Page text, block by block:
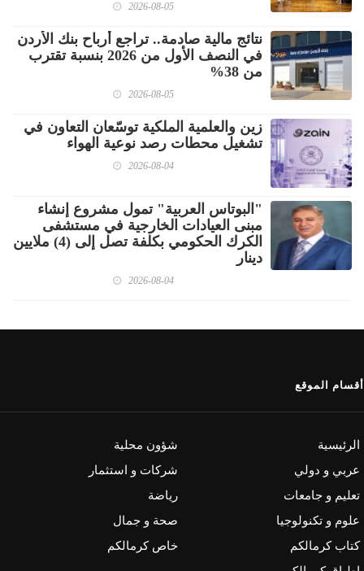
2026-08-05
نتائج مالية صادمة.. تراجع أرباح بنك الأردن
في النصف الأول من 2026 بنسبة تقترب
من 38%
2026-08-05
زين والعلمية الملكية توسّعان التعاون في
تشغيل محطات رصد نوعية الهواء
2026-08-04
"البوتاس العربية" تمول مشروع إنشاء
مبنى العيادات الخارجية في مستشفى
الكرك الحكومي بكلفة تصل إلى (4) ملايين
دينار
2026-08-04
أقسام الموقع
الرئيسية
شؤون محلية
عربي و دولي
شركات و استثمار
تعليم و جامعات
رياضة
علوم و تكنولوجيا
صحة و جمال
كتاب كرمالكم
خاص كرمالكم